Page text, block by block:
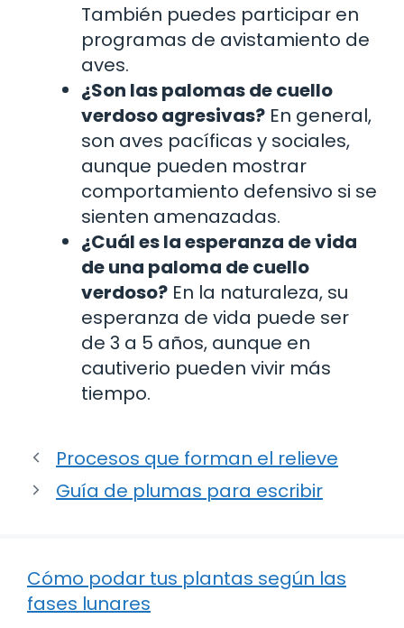
También puedes participar en
programas de avistamiento de
aves.
¿Son las palomas de cuello
verdoso agresivas? En general,
son aves pacíficas y sociales,
aunque pueden mostrar
comportamiento defensivo si se
sienten amenazadas.
¿Cuál es la esperanza de vida
de una paloma de cuello
verdoso? En la naturaleza, su
esperanza de vida puede ser
de 3 a 5 años, aunque en
cautiverio pueden vivir más
tiempo.
Procesos que forman el relieve
Guía de plumas para escribir
Cómo podar tus plantas según las
fases lunares